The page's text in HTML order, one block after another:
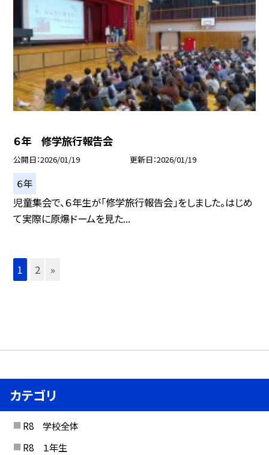
６年 修学旅行報告会
公開日 2026/01/19 更新日 2026/01/19
６年
児童集会で、６年生が「修学旅行報告会」をしました。はじめ
て実際に原爆ドームを見た...
1 2 »
カテゴリ
R8 学校全体
R8 １年生